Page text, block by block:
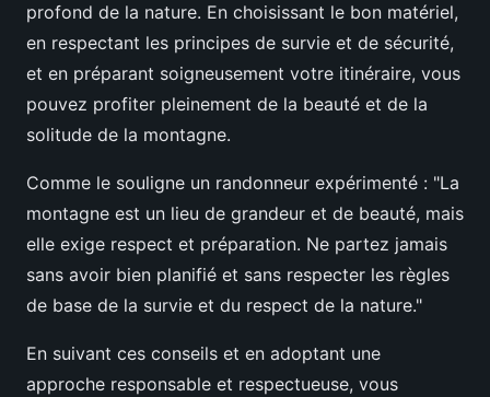
profond de la nature. En choisissant le bon matériel,
en respectant les principes de survie et de sécurité,
et en préparant soigneusement votre itinéraire, vous
pouvez profiter pleinement de la beauté et de la
solitude de la montagne.
Comme le souligne un randonneur expérimenté : "La
montagne est un lieu de grandeur et de beauté, mais
elle exige respect et préparation. Ne partez jamais
sans avoir bien planifié et sans respecter les règles
de base de la survie et du respect de la nature."
En suivant ces conseils et en adoptant une
approche responsable et respectueuse, vous